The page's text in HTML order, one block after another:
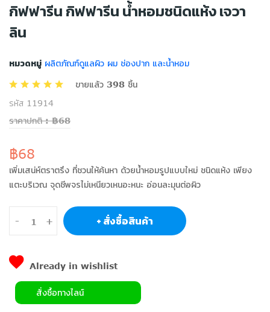
กิฟฟารีน กิฟฟารีน น้ำหอมชนิดแห้ง เจวา
ลิน
หมวดหมู่ ผลิตภัณฑ์ดูแลผิว ผม ช่องปาก และน้ำหอม
ขายแล้ว 398 ชิ้น
รหัส 11914
ราคาปกติ : ฿68
฿68
เพิ่มเสน่ห์ตราตรึง ที่ชวนให้ค้นหา ด้วยนํ้าหอมรูปแบบใหม่ ชนิดแห้ง เพียง
แตะบริเวณ จุดชีพจรไม่เหนียวเหนอะหนะ อ่อนละมุนต่อผิว
- + + สั่งซื้อสินค้า
Already in wishlist
สั่งซื้อทางไลน์